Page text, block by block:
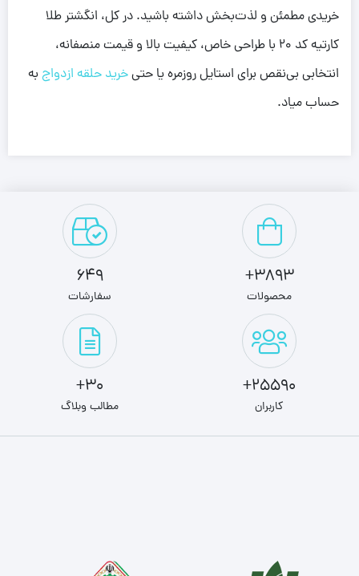
خریدی مطمئن و لذت‌بخش داشته باشید. در کل، انگشتر طلا
کارتیه کد 20 با طراحی خاص، کیفیت بالا و قیمت منصفانه،
انتخابی بی‌نقص برای استایل روزمره یا حتیخرید حلقه ازدواج به
حساب میاد.
3893+
محصولات
649
سفارشات
25590+
کاربران
30+
مطالب وبلاگ